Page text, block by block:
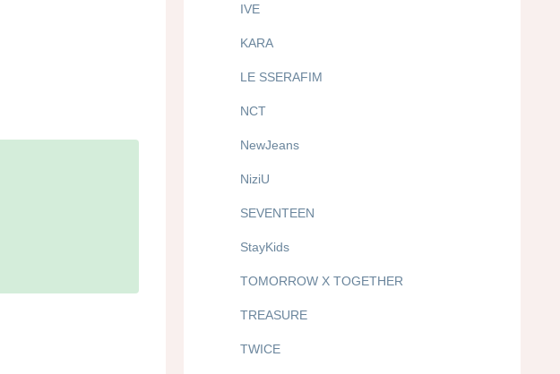
IVE
KARA
LE SSERAFIM
NCT
NewJeans
NiziU
SEVENTEEN
StayKids
TOMORROW X TOGETHER
TREASURE
TWICE